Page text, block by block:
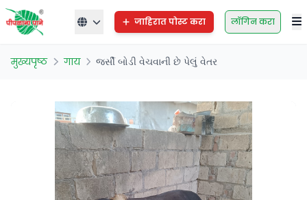
जाहिरात पोस्ट करा लॉगिन करा
मुख्यपृष्ठ गाय જર્સી બોડી વેચવાની છે પેલું વેતર